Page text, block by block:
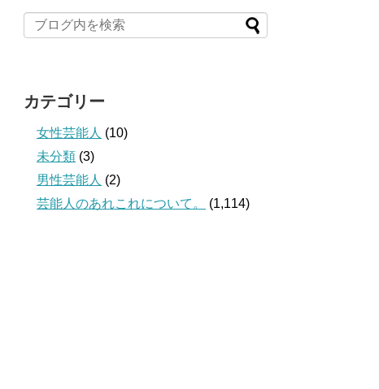
カテゴリー
女性芸能人 (10)
未分類 (3)
男性芸能人 (2)
芸能人のあれこれについて。
(1,114)